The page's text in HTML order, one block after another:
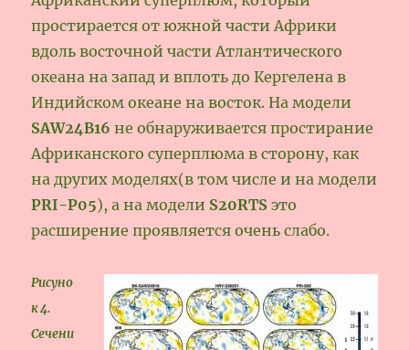
простирается от южной части Африки
вдоль восточной части Атлантического
океана на запад и вплоть до Кергелена в
Индийском океане на восток. На модели
SAW24B16 не обнаруживается простирание
Африканского суперплюма в сторону, как
на других моделях(в том числе и на модели
PRI-P05), а на модели S20RTS это
расширение проявляется очень слабо.
Рисуно
к 4.
Сечени